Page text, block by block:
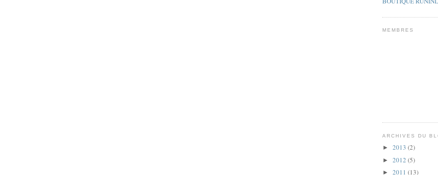
MEMBRES
ARCHIVES DU
► 2013 (2)
► 2012 (5)
► 2011 (13)